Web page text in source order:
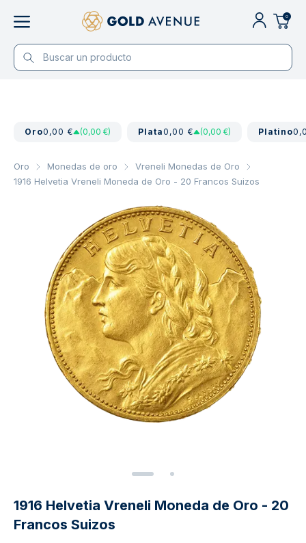
0
Oro0,00 € (0,00 €) Plata0,00 € (0,00 €) Platino
Oro Monedas de oro
Vreneli Monedas de Oro
1916 Helvetia Vreneli Moneda de Oro - 20 Francos Suizos
1916 Helvetia Vreneli Moneda de Oro - 20
Francos Suizos